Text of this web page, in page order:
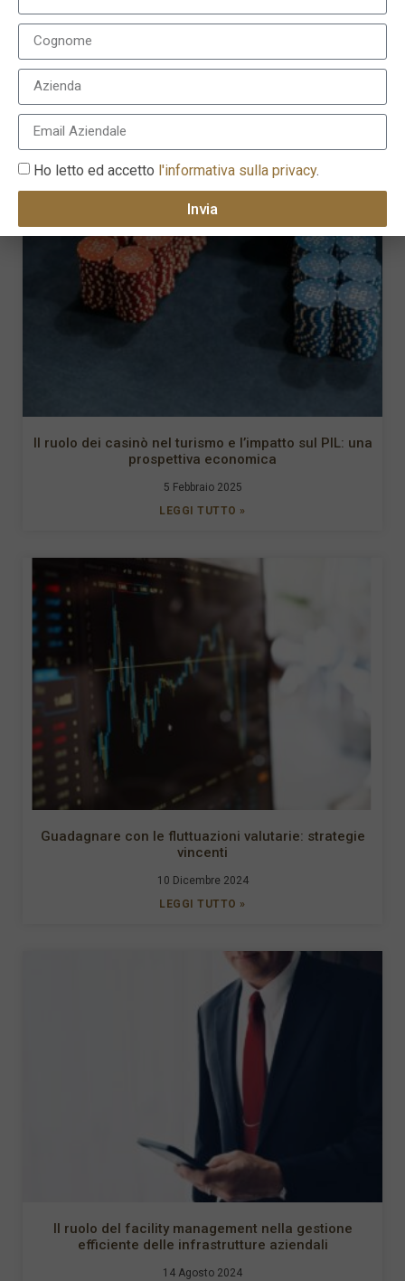
Leggi quil’articolo completo.
LEGGI ANCHE
Il ruolo dei casinò nel turismo e l’impatto sul PIL: una
prospettiva economica
5 Febbraio 2025
LEGGI TUTTO »
Guadagnare con le fluttuazioni valutarie: strategie
vincenti
10 Dicembre 2024
LEGGI TUTTO »
Il ruolo del facility management nella gestione
efficiente delle infrastrutture aziendali
14 Agosto 2024
Ho letto ed accetto l'informativa sulla privacy.
Invia